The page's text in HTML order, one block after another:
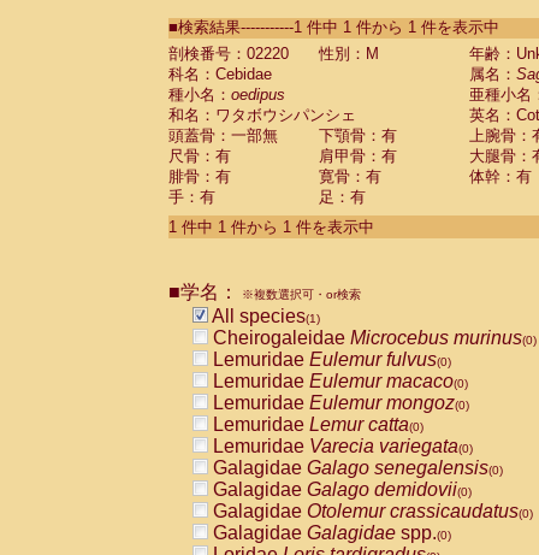
CebidaeSaguinus labiatus(0)
Cebidae Saguinus leucopus (0)
Cebidae
Cebidae
CebidaeSaguinus nigricollis (0)
Cebidae Saguinus oedipus
Cebidae Saguinus weddelli
Cebidae Saguinusspp.
Cebidae Aotus trivirgatus
Cebidae Cebus albifrons
CebidaeCebus nigrivittatus
CebidaeCebus
CebidaeSaimiri boliviensis(0)
CebidaeSaimiri sciureus(0)
AtelidaeAlouatta caraya(0)
AtelidaeAlouatta fusca(0)
AtelidaeAlouatta seniculus
AtelidaeAlouattaspp.(0)
AtelidaeAteles belzebuth(0)
AtelidaeAteles geoffroyi(0)
AtelidaeAteles paniscus(0)
AtelidaeAtelesspp.(0)
■検索結果-----------1 件中 1 件から 1 件を表示中
剖検番号：02220
性別：M
年齢：
科名：Cebidae
属名：
種小名： oedipus
亜種小名
和名：ワタボウシパンシェ
英名：
頭蓋骨：一部無
下顎骨：有
上腕骨：
尺骨：有
肩甲骨：有
大腿骨：
腓骨：有
寛骨：有
体幹：有
手：有
足：有
1 件中 1 件から 1 件を表示中
■学名： ※複数選択可・or検索
All species(1)
Cheirogaleidae Microcebus murinus(0)
Lemuridae Eulemur fulvus(0)
Lemuridae Eulemur macaco(0)
Lemuridae Eulemur mongoz(0)
Lemuridae Lemur catta(0)
Lemuridae Varecia variegata(0)
Galagidae Galago senegalensis(0)
Galagidae Galago demidovii(0)
Galagidae Otolemur crassicaudatus(0)
Galagidae Galagidae spp.(0)